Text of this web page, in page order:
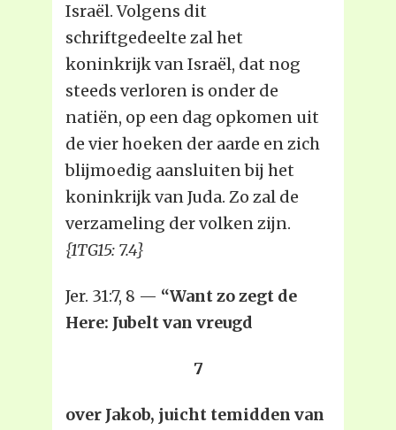
Israël. Volgens dit
schriftgedeelte zal het
koninkrijk van Israël, dat nog
steeds verloren is onder de
natiën, op een dag opkomen uit
de vier hoeken der aarde en zich
blijmoedig aansluiten bij het
koninkrijk van Juda. Zo zal de
verzameling der volken zijn.
{1TG15: 7.4}
Jer. 31:7, 8 — “Want zo zegt de
Here: Jubelt van vreugd
7
over Jakob, juicht temidden van